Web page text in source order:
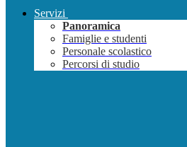
Servizi
Panoramica
Famiglie e studenti
Personale scolastico
Percorsi di studio